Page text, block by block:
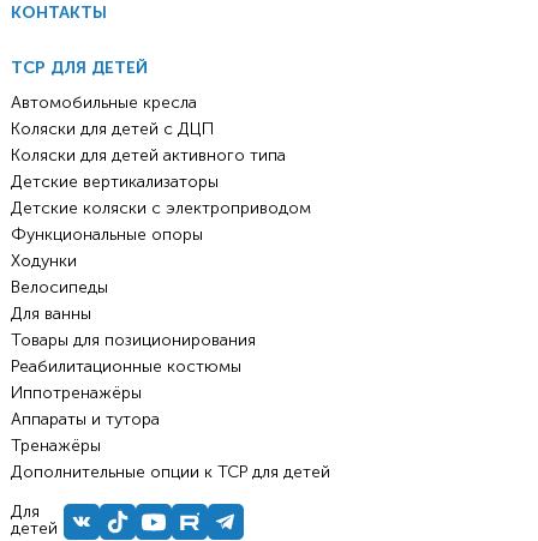
КОНТАКТЫ
ТСР ДЛЯ ДЕТЕЙ
Автомобильные кресла
Коляски для детей с ДЦП
Коляски для детей активного типа
Детские вертикализаторы
Детские коляски с электроприводом
Функциональные опоры
Ходунки
Велосипеды
Для ванны
Товары для позиционирования
Реабилитационные костюмы
Иппотренажёры
Аппараты и тутора
Тренажёры
Дополнительные опции к ТСР для детей
Для
детей